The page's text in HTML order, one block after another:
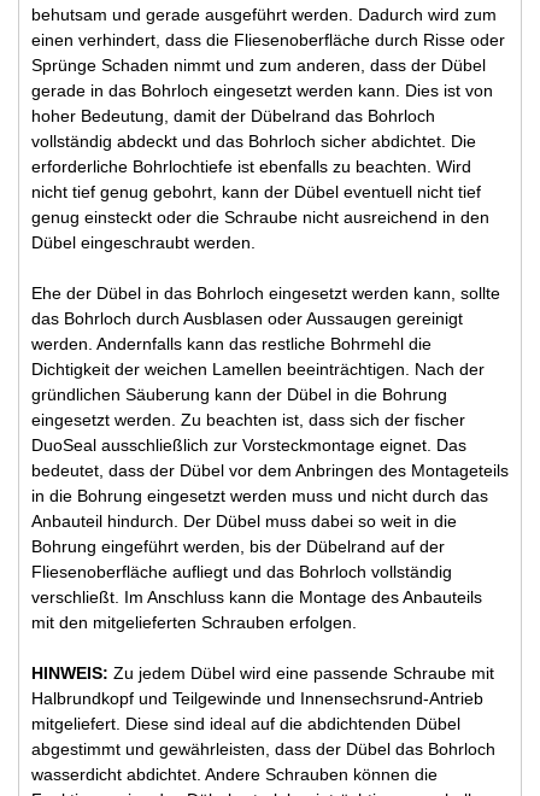
behutsam und gerade ausgeführt werden. Dadurch wird zum
einen verhindert, dass die Fliesenoberfläche durch Risse oder
Sprünge Schaden nimmt und zum anderen, dass der Dübel
gerade in das Bohrloch eingesetzt werden kann. Dies ist von
hoher Bedeutung, damit der Dübelrand das Bohrloch
vollständig abdeckt und das Bohrloch sicher abdichtet. Die
erforderliche Bohrlochtiefe ist ebenfalls zu beachten. Wird
nicht tief genug gebohrt, kann der Dübel eventuell nicht tief
genug einsteckt oder die Schraube nicht ausreichend in den
Dübel eingeschraubt werden.
Ehe der Dübel in das Bohrloch eingesetzt werden kann, sollte
das Bohrloch durch Ausblasen oder Aussaugen gereinigt
werden. Andernfalls kann das restliche Bohrmehl die
Dichtigkeit der weichen Lamellen beeinträchtigen. Nach der
gründlichen Säuberung kann der Dübel in die Bohrung
eingesetzt werden. Zu beachten ist, dass sich der fischer
DuoSeal ausschließlich zur Vorsteckmontage eignet. Das
bedeutet, dass der Dübel vor dem Anbringen des Montageteils
in die Bohrung eingesetzt werden muss und nicht durch das
Anbauteil hindurch. Der Dübel muss dabei so weit in die
Bohrung eingeführt werden, bis der Dübelrand auf der
Fliesenoberfläche aufliegt und das Bohrloch vollständig
verschließt. Im Anschluss kann die Montage des Anbauteils
mit den mitgelieferten Schrauben erfolgen.
HINWEIS: Zu jedem Dübel wird eine passende Schraube mit
Halbrundkopf und Teilgewinde und Innensechsrund-Antrieb
mitgeliefert. Diese sind ideal auf die abdichtenden Dübel
abgestimmt und gewährleisten, dass der Dübel das Bohrloch
wasserdicht abdichtet. Andere Schrauben können die